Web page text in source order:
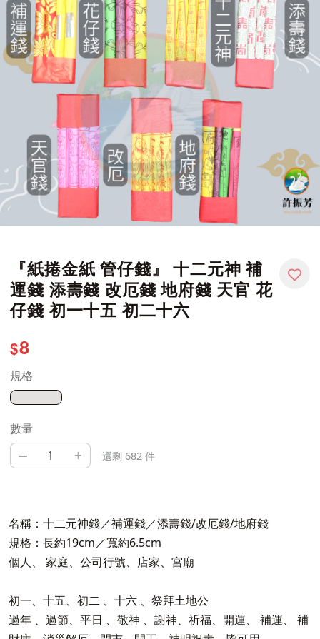
『紙捲金紙 管仔錢』 十二元神 補
運錢 添壽錢 改厄錢 地府錢 天官 花
仔錢 初一十五 初二十六
$8
規格
數量
– + 還剩 682 件
名稱：十二元神錢／補運錢／添壽錢/改厄錢/地府錢
規格：長約19cm／寬約6.5cm
個人、 家庭、公司行號、店家、宮廟
初一、十五、初二 、十六 、祭拜土地公
過年 、過節、平日 、敬神 、謝神、祈福、開運、 補運、 補